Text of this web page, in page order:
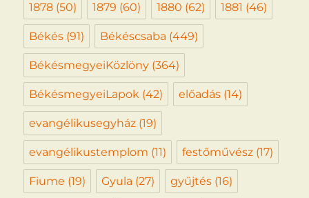
1878 (50) 1879 (60) 1880 (62) 1881 (46)
Békés (91) Békéscsaba (449)
BékésmegyeiKözlöny (364)
BékésmegyeiLapok (42) előadás (14)
evangélikusegyház (19)
evangélikustemplom (11) festőművész (17)
Fiume (19) Gyula (27) gyűjtés (16)